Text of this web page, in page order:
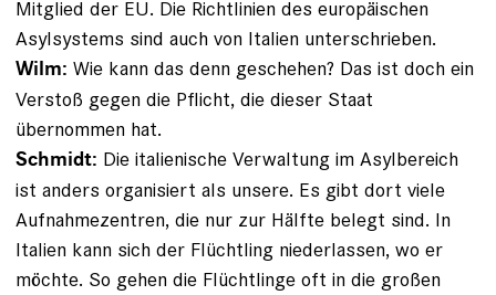
Mitglied der EU. Die Richtlinien des europäischen
Asylsystems sind auch von Italien unterschrieben.
Wilm: Wie kann das denn geschehen? Das ist doch ein
Verstoß gegen die Pflicht, die dieser Staat
übernommen hat.
Schmidt: Die italienische Verwaltung im Asylbereich
ist anders organisiert als unsere. Es gibt dort viele
Aufnahmezentren, die nur zur Hälfte belegt sind. In
Italien kann sich der Flüchtling niederlassen, wo er
möchte. So gehen die Flüchtlinge oft in die gro­ßen